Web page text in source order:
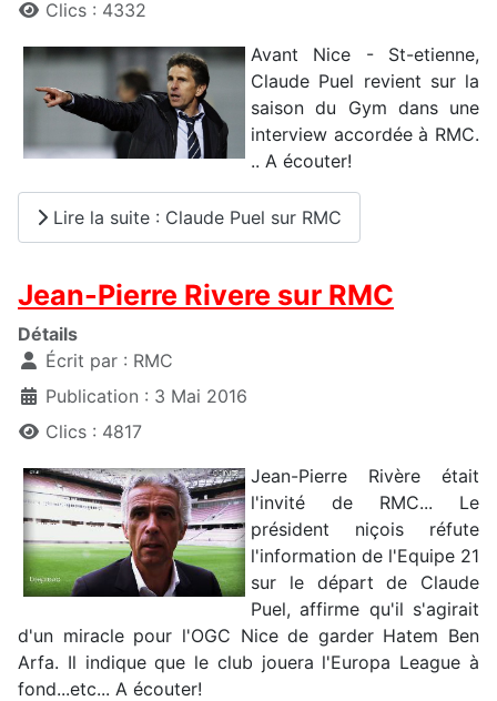
Clics : 4332
Avant Nice - St-etienne,
Claude Puel revient sur la
saison du Gym dans une
interview accordée à RMC.
.. A écouter!
Lire la suite : Claude Puel sur RMC
Jean-Pierre Rivere sur RMC
Détails
Écrit par : RMC
Publication : 3 Mai 2016
Clics : 4817
Jean-Pierre Rivère était
l'invité de RMC... Le
président niçois réfute
l'information de l'Equipe 21
sur le départ de Claude
Puel, affirme qu'il s'agirait
d'un miracle pour l'OGC Nice de garder Hatem Ben
Arfa. Il indique que le club jouera l'Europa League à
fond...etc... A écouter!